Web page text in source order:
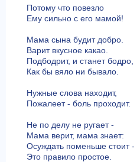
Потому что повезло
Ему сильно с его мамой!
Мама сына будит добро.
Варит вкусное какао.
Подбодрит, и станет бодро,
Как бы вяло ни бывало.
Нужные слова находит,
Пожалеет - боль проходит.
Не по делу не ругает -
Мама верит, мама знает:
Осуждать поменьше стоит -
Это правило простое.